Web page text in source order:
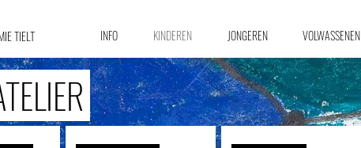
TIELT
INFO KINDEREN JONGEREN VOLWASSENEN